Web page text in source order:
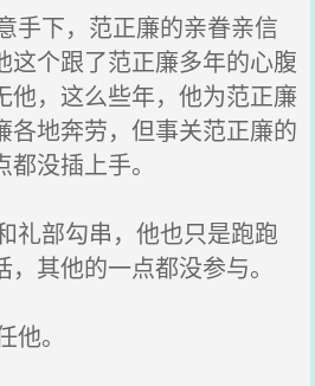
手下，范正廉的亲眷亲信
这个跟了范正廉多年的心腹
他，这么些年，他为范正廉
各地奔劳，但事关范正廉的
没插上手。
礼部勾串，他也只是跑跑
其他的一点都没参与。
。